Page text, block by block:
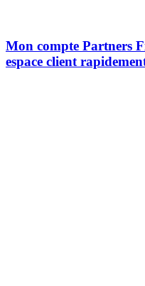
Mon compte Partners
espace client